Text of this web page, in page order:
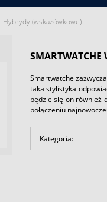
Hybrydy (wskazówkowe)
SMARTWATCHE
Smartwatche
taka stylistyka
będzie się on również
połączeniu
Kategoria: